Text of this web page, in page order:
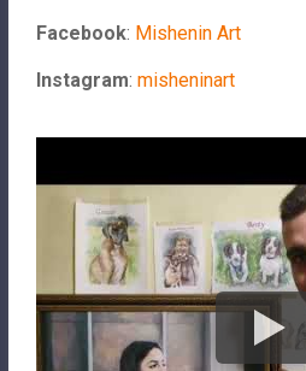
Facebook: Mishenin Art
Instagram: misheninart